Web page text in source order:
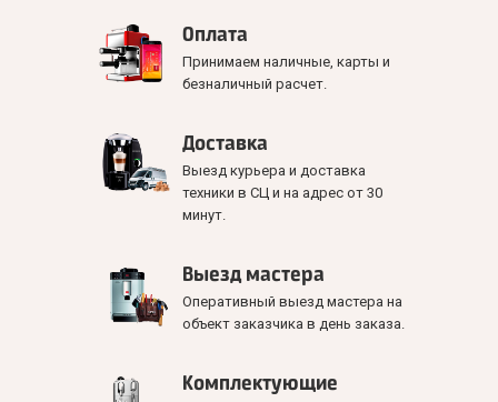
Оплата
Принимаем наличные, карты и
безналичный расчет.
Доставка
Выезд курьера и доставка
техники в СЦ и на адрес от 30
минут.
Выезд мастера
Оперативный выезд мастера на
объект заказчика в день заказа.
Комплектующие